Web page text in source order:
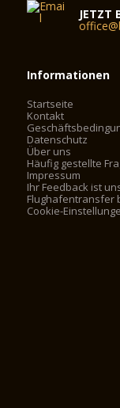
JETZT
Informationen
Startseite
Kontakt
Datenschutz
Über uns
Häufig gestellte
Impressum
Ihr Feedback ist
Flughafentransfer
Cookie-